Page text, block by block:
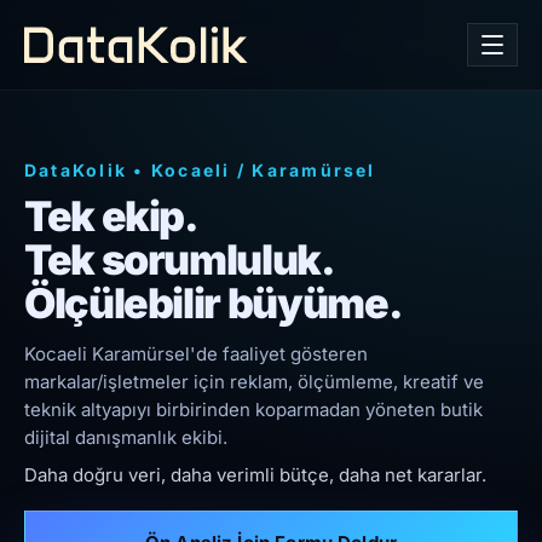
DataKolik • Kocaeli / Karamürsel
Tek ekip.
Tek sorumluluk.
Ölçülebilir büyüme.
Kocaeli Karamürsel'de faaliyet gösteren
markalar/işletmeler için reklam, ölçümleme, kreatif ve
teknik altyapıyı birbirinden koparmadan yöneten butik
dijital danışmanlık ekibi.
Daha doğru veri, daha verimli bütçe, daha net kararlar.